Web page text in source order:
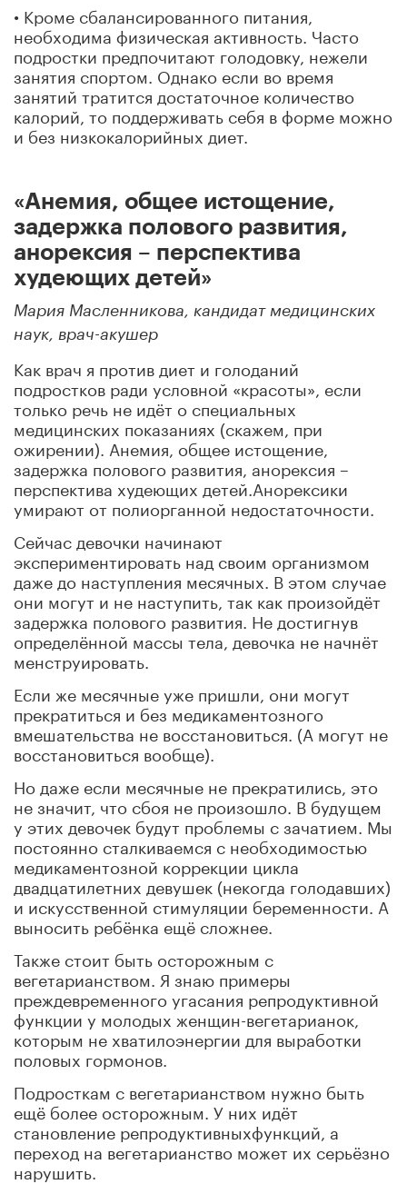
• Кроме сбалансированного питания,
необходима физическая активность. Часто
подростки предпочитают голодовку, нежели
занятия спортом. Однако если во время
занятий тратится достаточное количество
калорий, то поддерживать себя в форме можно
и без низкокалорийных диет.
«Анемия, общее истощение,
задержка полового развития,
анорексия – перспектива
худеющих детей»
Мария Масленникова, кандидат медицинских
наук, врач-акушер
Как врач я против диет и голоданий
подростков ради условной «красоты», если
только речь не идёт о специальных
медицинских показаниях (скажем, при
ожирении). Анемия, общее истощение,
задержка полового развития, анорексия –
перспектива худеющих детей.Анорексики
умирают от полиорганной недостаточности.
Сейчас девочки начинают
экспериментировать над своим организмом
даже до наступления месячных. В этом случае
они могут и не наступить, так как произойдёт
задержка полового развития. Не достигнув
определённой массы тела, девочка не начнёт
менструировать.
Если же месячные уже пришли, они могут
прекратиться и без медикаментозного
вмешательства не восстановиться. (А могут не
восстановиться вообще).
Но даже если месячные не прекратились, это
не значит, что сбоя не произошло. В будущем
у этих девочек будут проблемы с зачатием. Мы
постоянно сталкиваемся с необходимостью
медикаментозной коррекции цикла
двадцатилетних девушек (некогда голодавших)
и искусственной стимуляции беременности. А
выносить ребёнка ещё сложнее.
Также стоит быть осторожным с
вегетарианством. Я знаю примеры
преждевременного угасания репродуктивной
функции у молодых женщин-вегетарианок,
которым не хватилоэнергии для выработки
половых гормонов.
Подросткам с вегетарианством нужно быть
ещё более осторожным. У них идёт
становление репродуктивныхфункций, а
переход на вегетарианство может их серьёзно
нарушить.